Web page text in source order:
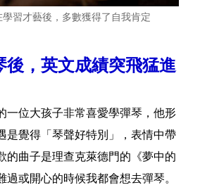
習才藝後，多數獲得了自我肯定
後，英文成績突飛猛進
一位大孩子非常喜愛學彈琴，他形
是覺得「琴聲好特別」，表情中帶
的曲子是理查克萊德門的《夢中的
過或開心的時候我都會想去彈琴。